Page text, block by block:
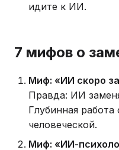
идите к ИИ.
7 мифов о
Миф: «ИИ скоро
Правда: ИИ
Глубинная
человеческой.
Миф: «ИИ-